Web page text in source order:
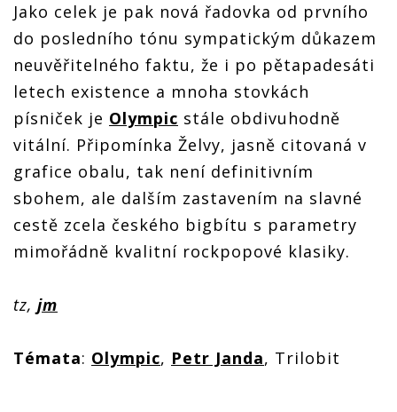
Jako celek je pak nová řadovka od prvního
do posledního tónu sympatickým důkazem
neuvěřitelného faktu, že i po pětapadesáti
letech existence a mnoha stovkách
písniček je Olympic stále obdivuhodně
vitální. Připomínka Želvy, jasně citovaná v
grafice obalu, tak není definitivním
sbohem, ale dalším zastavením na slavné
cestě zcela českého bigbítu s parametry
mimořádně kvalitní rockpopové klasiky.
tz, jm
Témata: Olympic, Petr Janda, Trilobit